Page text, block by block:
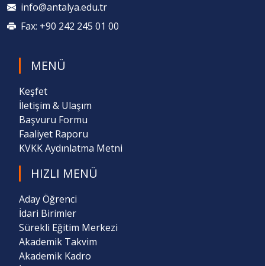
info@antalya.edu.tr
Fax: +90 242 245 01 00
MENÜ
Keşfet
İletişim & Ulaşım
Başvuru Formu
Faaliyet Raporu
KVKK Aydınlatma Metni
HIZLI MENÜ
Aday Öğrenci
İdari Birimler
Sürekli Eğitim Merkezi
Akademik Takvim
Akademik Kadro